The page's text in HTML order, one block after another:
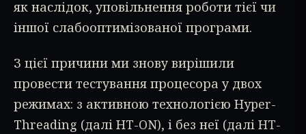
як наслідок, уповільнення роботи тієї чи
іншої слабооптимізованої програми.
З цієї причини ми знову вирішили
провести тестування процесора у двох
режимах: з активною технологією Hyper-
Threading (далі HT-ON), і без неї (далі HT-